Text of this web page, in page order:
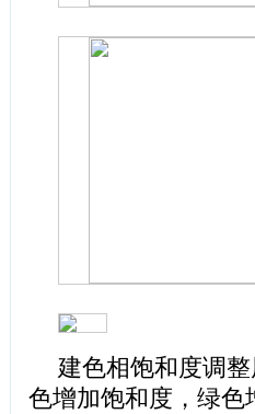
建色相饱和度调
色增加饱和度，绿色